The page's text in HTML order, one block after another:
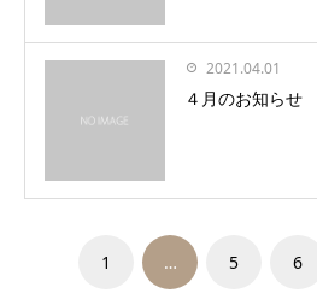
2021.04.01
４月のお知らせ
1 … 5 6